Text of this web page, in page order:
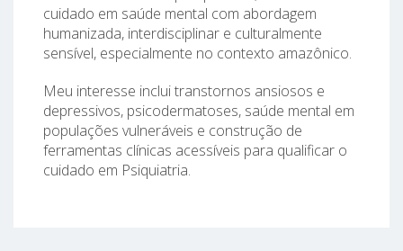
cuidado em saúde mental com abordagem
humanizada, interdisciplinar e culturalmente
sensível, especialmente no contexto amazônico.
Meu interesse inclui transtornos ansiosos e
depressivos, psicodermatoses, saúde mental em
populações vulneráveis e construção de
ferramentas clínicas acessíveis para qualificar o
cuidado em Psiquiatria.